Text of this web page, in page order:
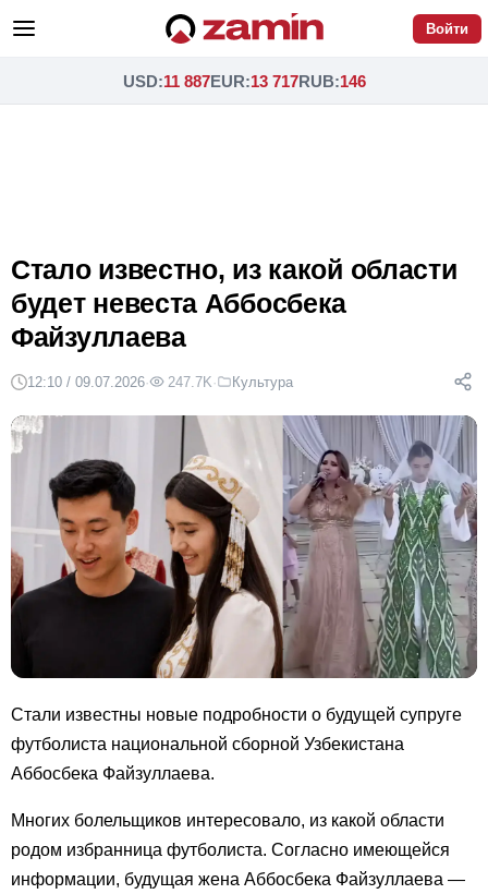
Войти
USD:11 887EUR:13 717RUB:146
Стало известно, из какой области
будет невеста Аббосбека
Файзуллаева
12:10 / 09.07.2026· 247.7K· Культура
Стали известны новые подробности о будущей супруге
футболиста национальной сборной Узбекистана
Аббосбека Файзуллаева.
Многих болельщиков интересовало, из какой области
родом избранница футболиста. Согласно имеющейся
информации, будущая жена Аббосбека Файзуллаева —